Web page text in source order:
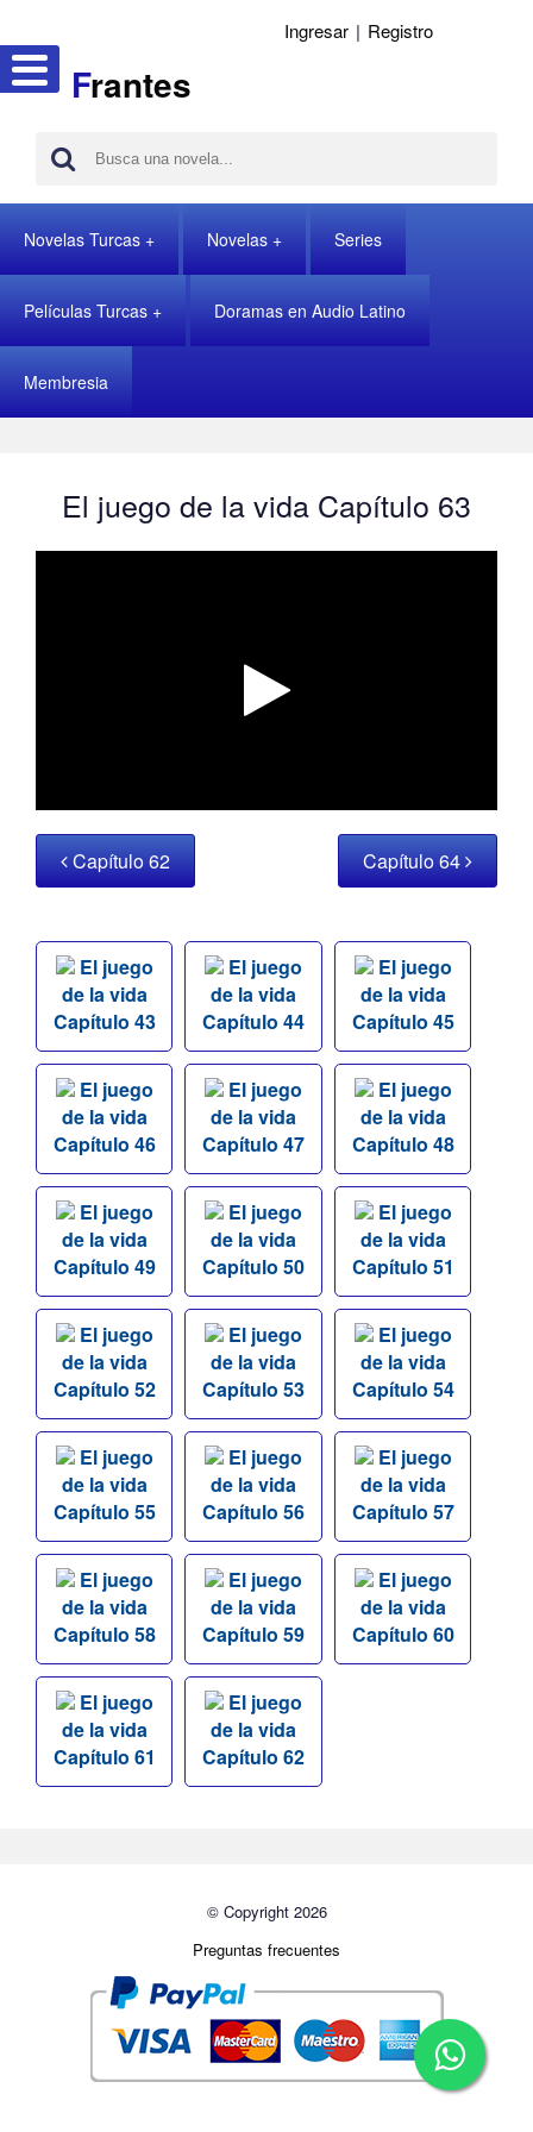
Frantes
Ingresar | Registro
Novelas Turcas Novelas Series
Películas Turcas Doramas en Audio Latino
Membresia
El juego de la vida Capítulo 63
Capítulo 62 Capítulo 64
El juego
de la vida
Capítulo 43
El juego
de la vida
Capítulo 44
El juego
de la vida
Capítulo 45
El juego
de la vida
Capítulo 46
El juego
de la vida
Capítulo 47
El juego
de la vida
Capítulo 48
El juego
de la vida
Capítulo 49
El juego
de la vida
Capítulo 50
El juego
de la vida
Capítulo 51
El juego
de la vida
Capítulo 52
El juego
de la vida
Capítulo 53
El juego
de la vida
Capítulo 54
El juego
de la vida
Capítulo 55
El juego
de la vida
Capítulo 56
El juego
de la vida
Capítulo 57
El juego
de la vida
Capítulo 58
El juego
de la vida
Capítulo 59
El juego
de la vida
Capítulo 60
El juego
de la vida
Capítulo 61
El juego
de la vida
Capítulo 62
© Copyright 2026
Preguntas frecuentes